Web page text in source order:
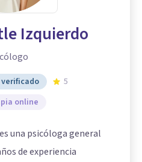
Izquierdo
5
online
es una psicóloga general
de experiencia